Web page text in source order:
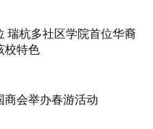
瑞杭多社区学院首位华裔
校特色
商会举办春游活动